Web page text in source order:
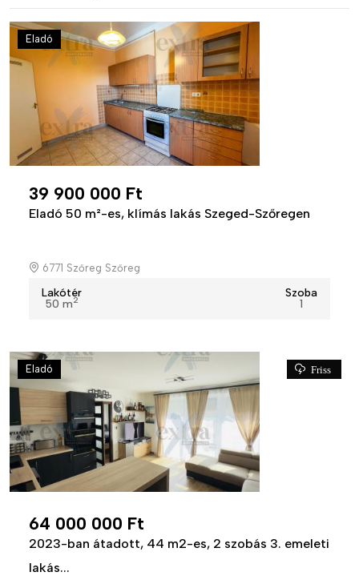
Eladó
39 900 000 Ft
Eladó 50 m²-es, klímás lakás Szeged-Szőregen
6771 Szőreg Szőreg
Lakótér
50 m2
Szoba
1
Eladó Friss
64 000 000 Ft
2023-ban átadott, 44 m2-es, 2 szobás 3. emeleti
lakás...